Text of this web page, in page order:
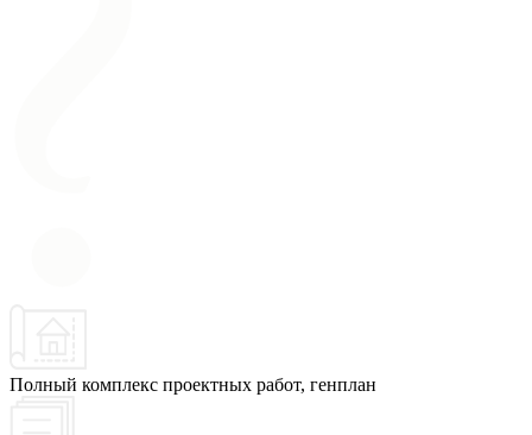
Полный комплекс проектных работ, генплан